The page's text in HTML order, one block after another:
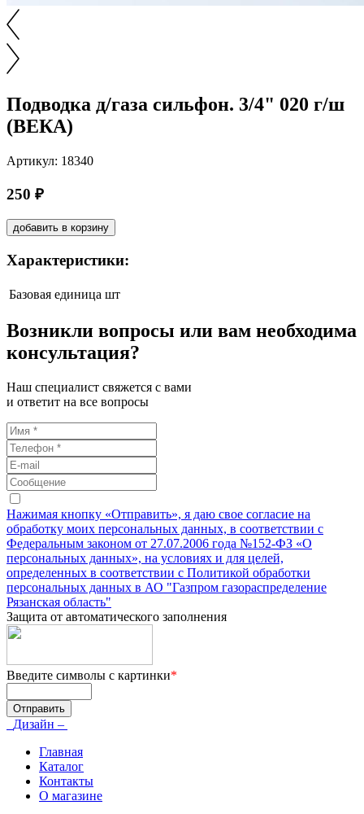
Подводка д/газа сильфон. 3/4" 020 г/ш
(ВЕКА)
Артикул: 18340
250 ₽
добавить в корзину
Характеристики:
Базовая единица шт
Возникли вопросы или вам необходима
консультация?
Наш специалист свяжется с вами
и ответит на все вопросы
Нажимая кнопку «Отправить», я даю свое согласие на
обработку моих персональных данных, в соответствии с
Федеральным законом от 27.07.2006 года №152-ФЗ «О
персональных данных», на условиях и для целей,
определенных в соответствии с Политикой обработки
персональных данных в АО "Газпром газораспределение
Рязанская область"
Защита от автоматического заполнения
Введите символы с картинки*
Дизайн –
Главная
Каталог
Контакты
О магазине